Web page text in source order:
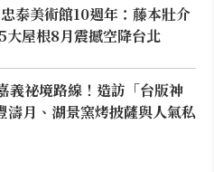
泰美術館10週年：藤本壯介
大屋根8月震撼空降台北
義祕境路線！造訪「台版神
濤月、湖景窯烤披薩與人氣私